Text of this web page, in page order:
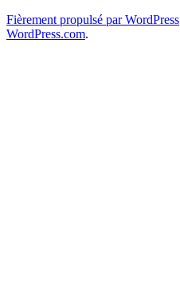
Fièrement propulsé par WordPress
WordPress.com.